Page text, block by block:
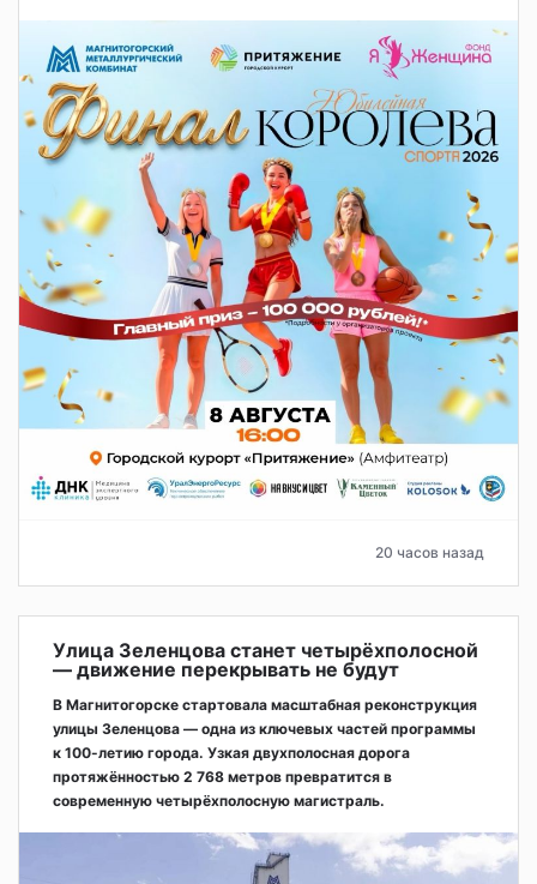
20 часов назад
Улица Зеленцова станет четырёхполосной
— движение перекрывать не будут
В Магнитогорске стартовала масштабная реконструкция
улицы Зеленцова — одна из ключевых частей программы
к 100-летию города. Узкая двухполосная дорога
протяжённостью 2 768 метров превратится в
современную четырёхполосную магистраль.